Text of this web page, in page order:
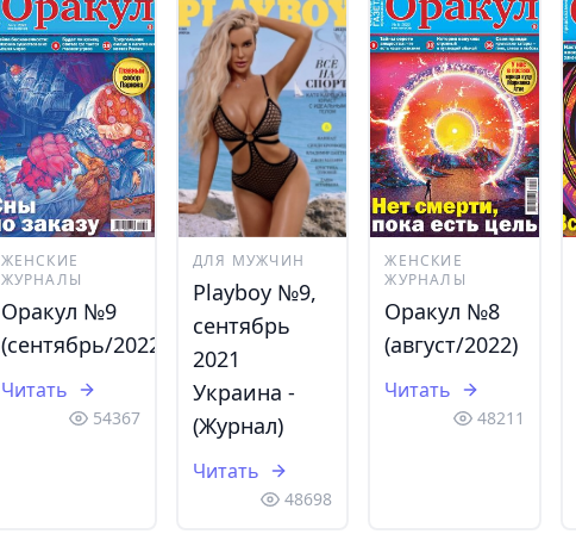
ЖЕНСКИЕ
ЖУРНАЛЫ
Оракул №9
(сентябрь/2022)
Читать
54367
ДЛЯ МУЖЧИН
Playboy №9,
сентябрь
2021
Украина -
(Журнал)
Читать
48698
ЖЕНСКИЕ
ЖУРНАЛЫ
Оракул №8
(август/2022)
Читать
48211